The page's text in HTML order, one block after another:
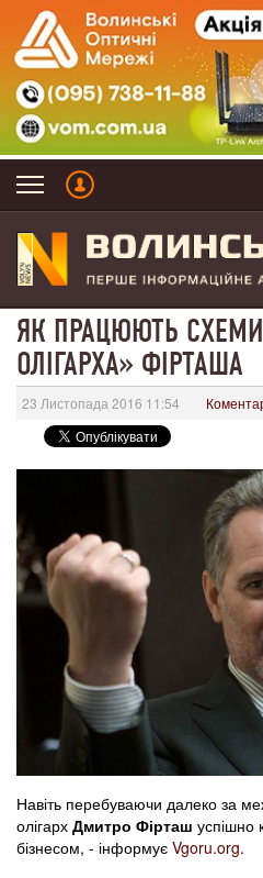
ЯК ПРАЦЮЮТЬ
ОЛІГАРХА» ФІРТАША
23 Листопада 2016 11:54
Навіть перебуваючи далеко за
олігарх Дмитро Фірташ успішно
бізнесом, - інформує Vgoru.org.